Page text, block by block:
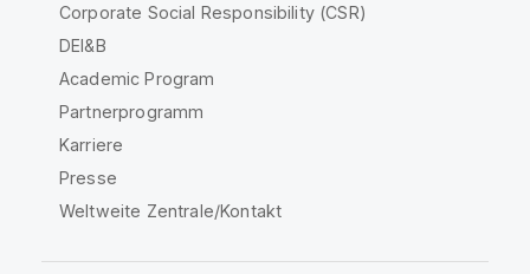
Corporate Social Responsibility (CSR)
DEI&B
Academic Program
Partnerprogramm
Karriere
Presse
Weltweite Zentrale/Kontakt